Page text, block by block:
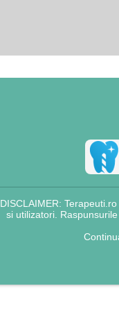
DISCLAIMER:
si utilizatori.